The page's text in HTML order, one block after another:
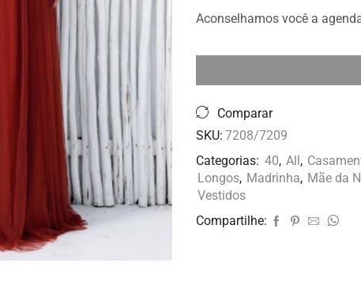
Aconselhamos você a
Comparar
SKU: 7208/7209
Categorias: 40, All,
Longos, Madrinha, Mãe da
Vestidos
Compartilhe: